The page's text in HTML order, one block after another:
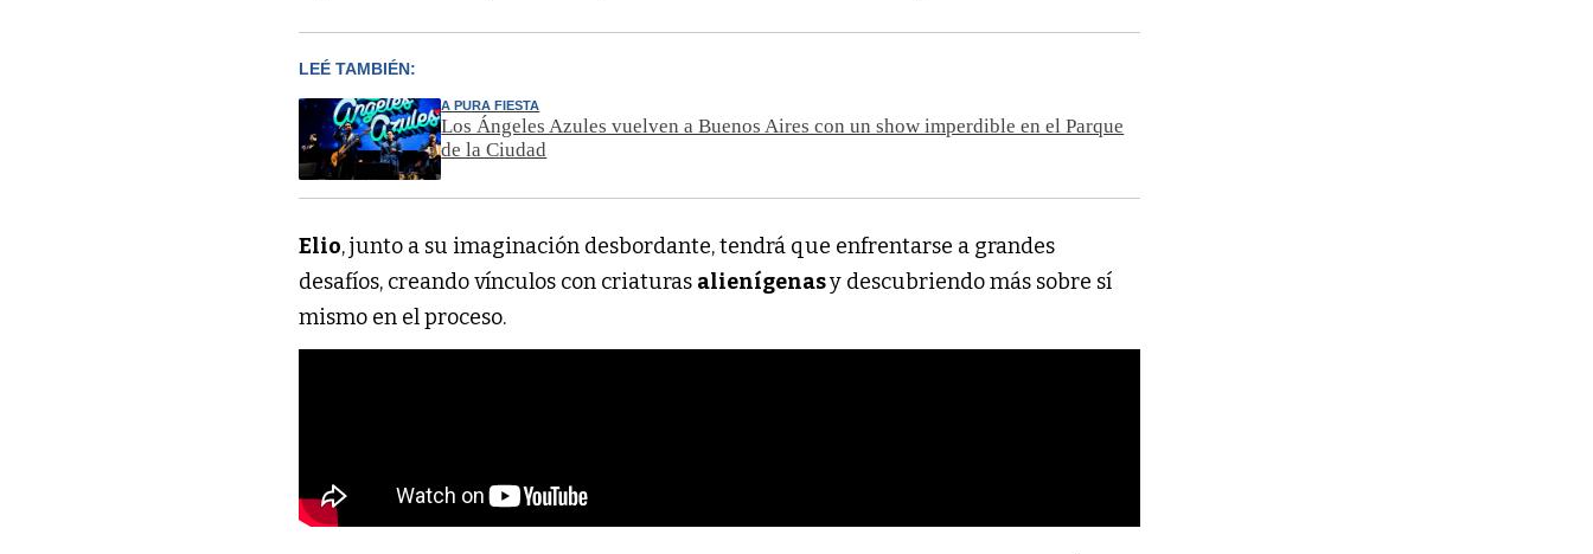
LEÉ TAMBIÉN:
A PURA FIESTA
Los Ángeles Azules vuelven a Buenos Aires con un show imperdible en el Parque
de la Ciudad
Elio, junto a su imaginación desbordante, tendrá que enfrentarse a grandes
desafíos, creando vínculos con criaturas alienígenasy descubriendo más sobre sí
mismo en el proceso.